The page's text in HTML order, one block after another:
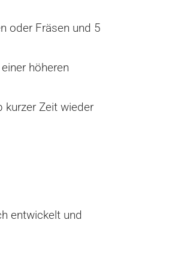
oder Fräsen und 5
höheren
kurzer Zeit wieder
entwickelt und